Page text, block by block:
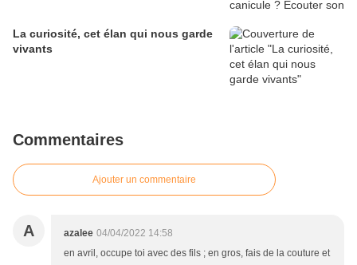
La curiosité, cet élan qui nous garde
vivants
Commentaires
Ajouter un commentaire
A azalee 04/04/2022 14:58
en avril, occupe toi avec des fils ; en gros, fais de la couture et